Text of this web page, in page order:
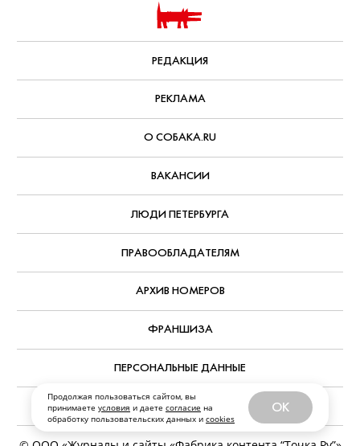
Продолжая пользоваться сайтом, вы
принимаете условия и даете согласие на
обработку пользовательских данных и cookies
OK
РЕДАКЦИЯ
РЕКЛАМА
ВАКАНСИИ
ЛЮДИ ПЕТЕРБУРГА
ПРАВООБЛАДАТЕЛЯМ
ПЕРЕЙТИ НА ПОЛНУЮ ВЕРСИЮ SOBAKA.RU